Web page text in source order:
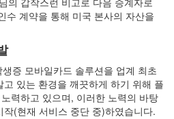
수 계약을 통해 미국 본사의 자산을
증 모바일카드 솔루션을 업계 최초
있는 환경을 깨끗하게 하기 위해 플
력하고 있으며, 이러한 노력의 바탕
(현재 서비스 중단 중)하였습니다.